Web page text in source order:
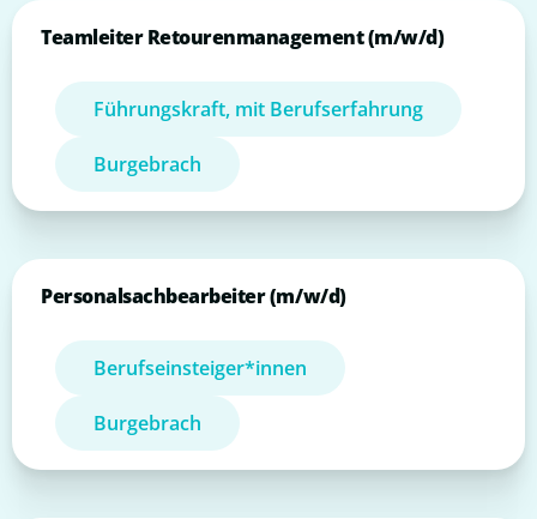
Teamleiter Retourenmanagement (m/w/d)
Führungskraft, mit Berufserfahrung
Burgebrach
Personalsachbearbeiter (m/w/d)
Berufseinsteiger*innen
Burgebrach